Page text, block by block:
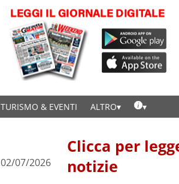
TURISMO & EVENTI ALTRO
02/07/2026
Clicca per
notizie